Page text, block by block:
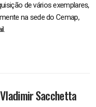
de vários exemplares,
na sede do Cemap,
Sacchetta